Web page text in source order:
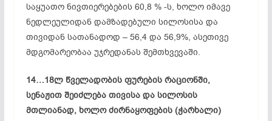
საყუათო ნივთიერებების 60,8 % -ს, ხოლო იმავე
ნედლეულიდან დამზადებული სილოსისა და
თივიდან სათანადოდ – 56,4 და 56,9%, ასეთივე
მდგომარეობაა უჯრედანას შემთხვევაში.
14…18ლ წველადობის ფურების რაციონში,
სენაჟით შეიძლება თივისა და სილოსის
მთლიანად, ხოლო ძირნაყოფების (ჭარხალი)